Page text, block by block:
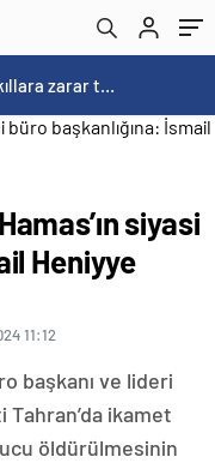
Cristiano Ronaldo’nun akıllara zarar tüm kariyerinin istatistiğini çıkardık !
siyasi
Heniyye
11:12
başkanı ve lideri
Tahran’da ikamet
öldürülmesinin